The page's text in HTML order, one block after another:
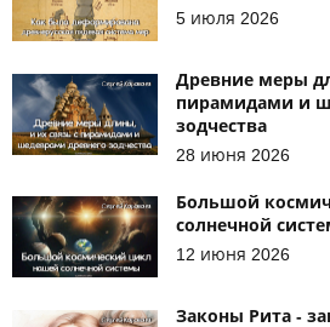
5 июля 2026
Древние меры
пирамидами и
зодчества
28 июня 2026
Большой
солнечной
12 июня 2026
Законы Рита -